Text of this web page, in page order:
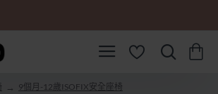
9個月-12歲ISOFIX安全座椅